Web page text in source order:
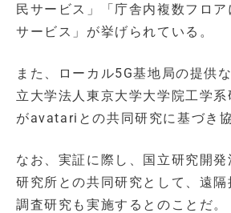
民サービス」「庁舎内複数フロ
サービス」が挙げられている。
また、ローカル5G基地局の提供
立大学法人東京大学大学院工学
がavatariとの共同研究に基づき
なお、実証に際し、国立研究開
研究所との共同研究として、遠隔
調査研究も実施するとのことだ。